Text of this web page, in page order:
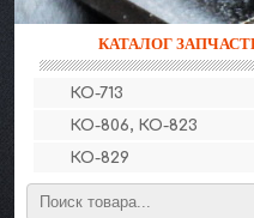
КАТАЛОГ
КО-713
КО-806, КО-823
КО-829